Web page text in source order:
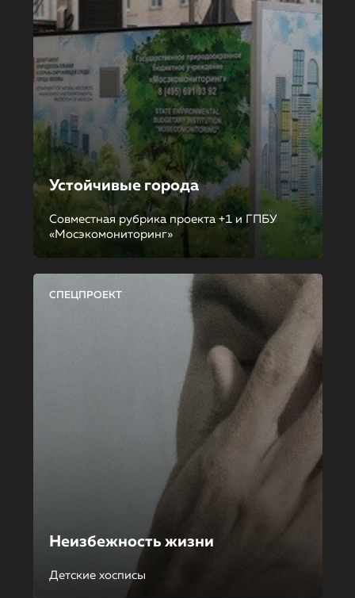
Устойчивые города
Совместная рубрика проекта +1 и ГПБУ
«Мосэкомониторинг»
СПЕЦПРОЕКТ
Неизбежность жизни
Детские хосписы